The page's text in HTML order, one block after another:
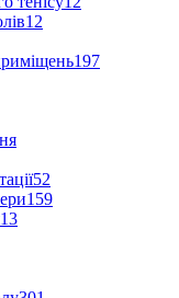
12
197
52
159
13